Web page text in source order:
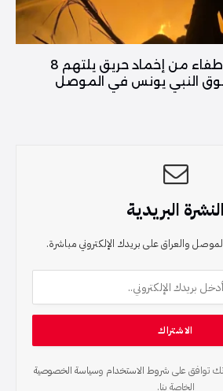
تمكن رجال الإطفاء من إخماد حريق يلتهم 8
النبي يونس في الموصل
النشرة البريدية
والعراق على بريدك الإلكتروني مباشرة.
توافق على شروط الاستخدام وسياسة الخصوصية
الخاصة بنا.